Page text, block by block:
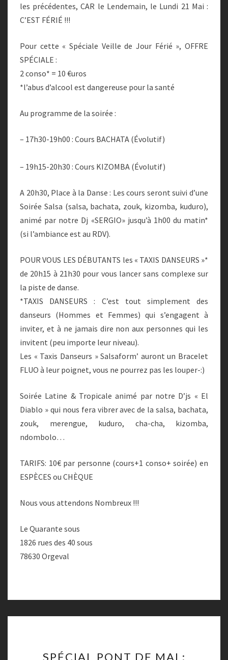
les précédentes, CAR le Lendemain, le Lundi 21 Mai :
C’EST FÉRIÉ !!!
Pour cette « Spéciale Veille de Jour Férié », OFFRE
SPÉCIALE :
2 conso* = 10 €uros
*l’abus d’alcool est dangereuse pour la santé
Au programme de la soirée :
– 17h30-19h00 : Cours BACHATA (Évolutif)
– 19h15-20h30 : Cours KIZOMBA (Évolutif)
A 20h30, Place à la Danse : Les cours seront suivi d’une
Soirée Salsa (salsa, bachata, zouk, kizomba, kuduro),
animé par notre Dj «SERGIO» jusqu’à 1h00 du matin*
(si l’ambiance est au RDV).
POUR VOUS LES DÉBUTANTS les « TAXIS DANSEURS »*
de 20h15 à 21h30 pour vous lancer sans complexe sur
la piste de danse.
*TAXIS DANSEURS : C’est tout simplement des
danseurs (Hommes et Femmes) qui s’engagent à
inviter, et à ne jamais dire non aux personnes qui les
invitent (peu importe leur niveau).
Les « Taxis Danseurs » Salsaform’ auront un Bracelet
FLUO à leur poignet, vous ne pourrez pas les louper-:)
Soirée Latine & Tropicale animé par notre D’js « El
Diablo » qui nous fera vibrer avec de la salsa, bachata,
zouk, merengue, kuduro, cha-cha, kizomba,
ndombolo…
TARIFS: 10€ par personne (cours+1 conso+ soirée) en
ESPÈCES ou CHÈQUE
Nous vous attendons Nombreux !!!
Le Quarante sous
1826 rues des 40 sous
78630 Orgeval
SPÉCIAL PONT DE MAI :